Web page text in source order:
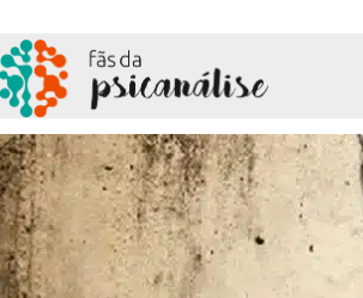
da
Psicanálise